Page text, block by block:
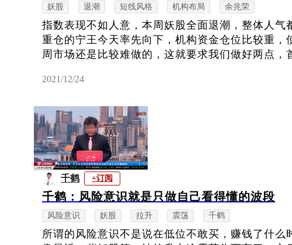
妖股 退潮 短线风格 机构布局 余兆荣
指数表现不如人意，本周妖股全面退潮，整体人气
重仓的宁王今天率先向下，机构资金仓位比较重，
周市场还是比较难做的，这就要求我们做好两点，
2021/12/24
千鹤 +订阅
千鹤：风险意识就是只做自己看得懂的波段
风险意识 妖股 拉升 震荡 千鹤
所谓的风险意识不是说在低位不敢买，赚钱了什么